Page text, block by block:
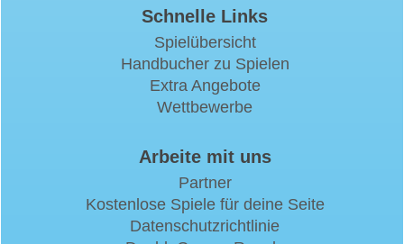
Schnelle Links
Spielübersicht
Handbucher zu Spielen
Extra Angebote
Wettbewerbe
Arbeite mit uns
Partner
Kostenlose Spiele für deine Seite
Datenschutzrichtlinie